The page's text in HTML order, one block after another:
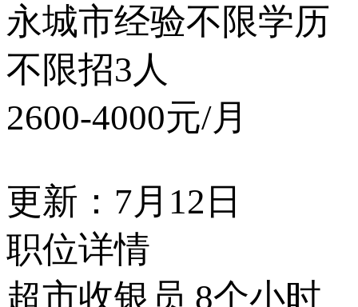
永城市经验不限学历
不限招3人
2600-4000元/月
更新：7月12日
职位详情
超市收银员 8个小时